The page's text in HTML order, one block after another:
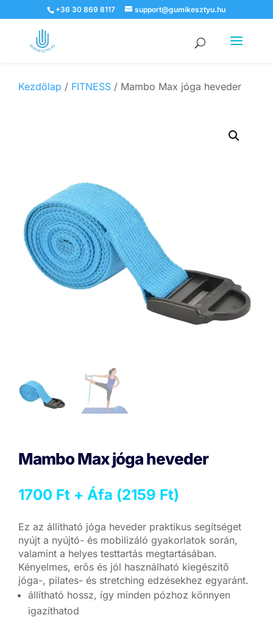
+36 30 869 8117 support@gumikesztyu.hu
Products
search
Kezdőlap / FITNESS / Mambo Max jóga heveder
Mambo Max jóga heveder
1700 Ft + Áfa (2159 Ft)
Ez az állítható jóga heveder praktikus segítséget
nyújt a nyújtó- és mobilizáló gyakorlatok során,
valamint a helyes testtartás megtartásában.
Kényelmes, erős és jól használható kiegészítő
jóga-, pilates- és stretching edzésekhez egyaránt.
állítható hossz, így minden pózhoz könnyen
igazíthatod